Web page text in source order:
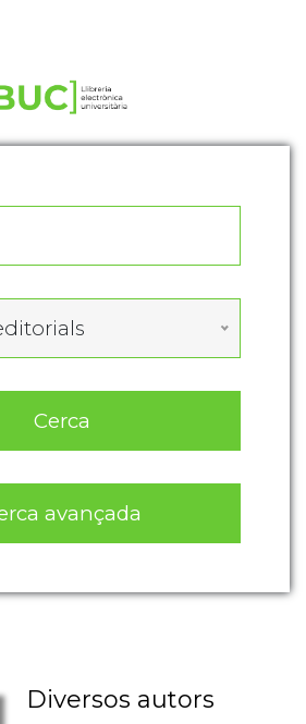
Cerca
avançada
Diversos autors